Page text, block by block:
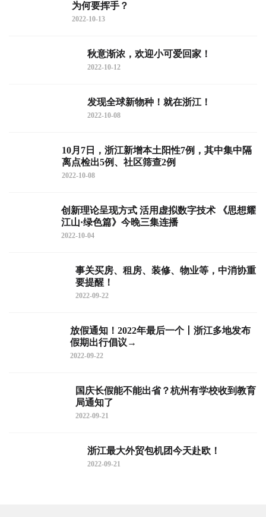
为何要挥手？
2022-10-13
秋意渐浓，欢迎小可爱回家！
2022-10-12
发现全球新物种！就在浙江！
2022-10-08
10月7日，浙江新增本土阳性7例，其中集中隔
离点检出5例、社区筛查2例
2022-10-08
创新理论呈现方式 活用虚拟数字技术 《思想耀
江山·绿色篇》今晚三集连播
2022-10-04
事关买房、租房、装修、物业等，中消协重
要提醒！
2022-09-22
放假通知！2022年最后一个丨浙江多地发布
假期出行倡议→
2022-09-22
国庆长假能不能出省？杭州有学校收到教育
局通知了
2022-09-21
浙江最大外贸包机团今天赴欧！
2022-09-21